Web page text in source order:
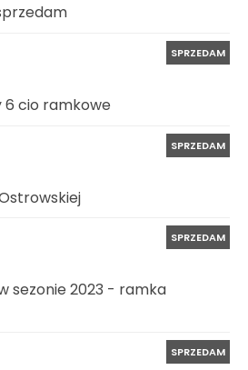
SPRZEDAM
6 cio ramkowe
SPRZEDAM
SPRZEDAM
sezonie 2023 - ramka
SPRZEDAM